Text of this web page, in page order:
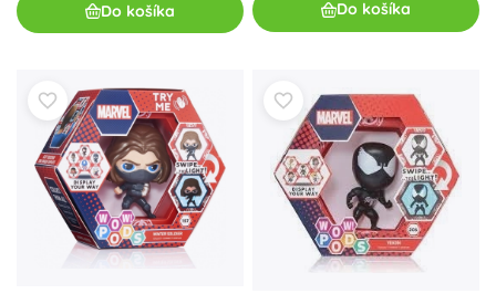
Do košíka Do košíka